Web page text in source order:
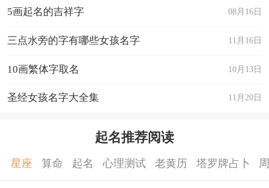
08月16日
5画起名的吉祥字
11月16日
三点水旁的字有哪些女孩名字
10月13日
10画繁体字取名
11月20日
圣经女孩名字大全集
起名推荐阅读
星座 算命 起名 心理测试 老黄历 塔罗牌占卜